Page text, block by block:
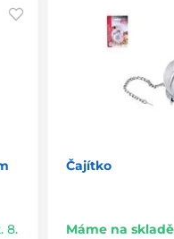
8.
Čajítko
Máme na skladě